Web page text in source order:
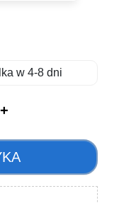
w 4-8 dni
+